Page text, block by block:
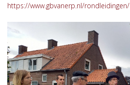
https://www.gbvanerp.nl/rondleidingen/